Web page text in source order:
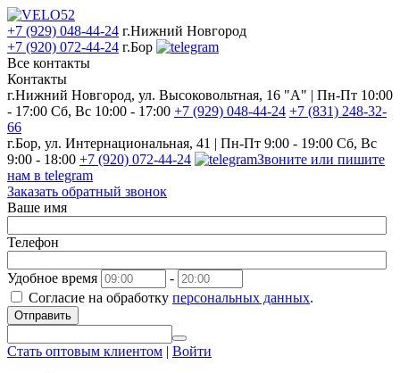
+7 (929) 048-44-24 г.Нижний Новгород
+7 (920) 072-44-24 г.Бор
Все контакты
Контакты
г.Нижний Новгород, ул. Высоковольтная, 16 "А" | Пн-Пт 10:00
- 17:00 Сб, Вс 10:00 - 17:00 +7 (929) 048-44-24 +7 (831) 248-32-
66
г.Бор, ул. Интернациональная, 41 | Пн-Пт 9:00 - 19:00 Сб, Вс
9:00 - 18:00 +7 (920) 072-44-24
Звоните или пишите
нам в telegram
Заказать обратный звонок
Ваше имя
Телефон
Удобное время
-
Согласие на обработку персональных данных.
Отправить
Стать оптовым клиентом | Войти